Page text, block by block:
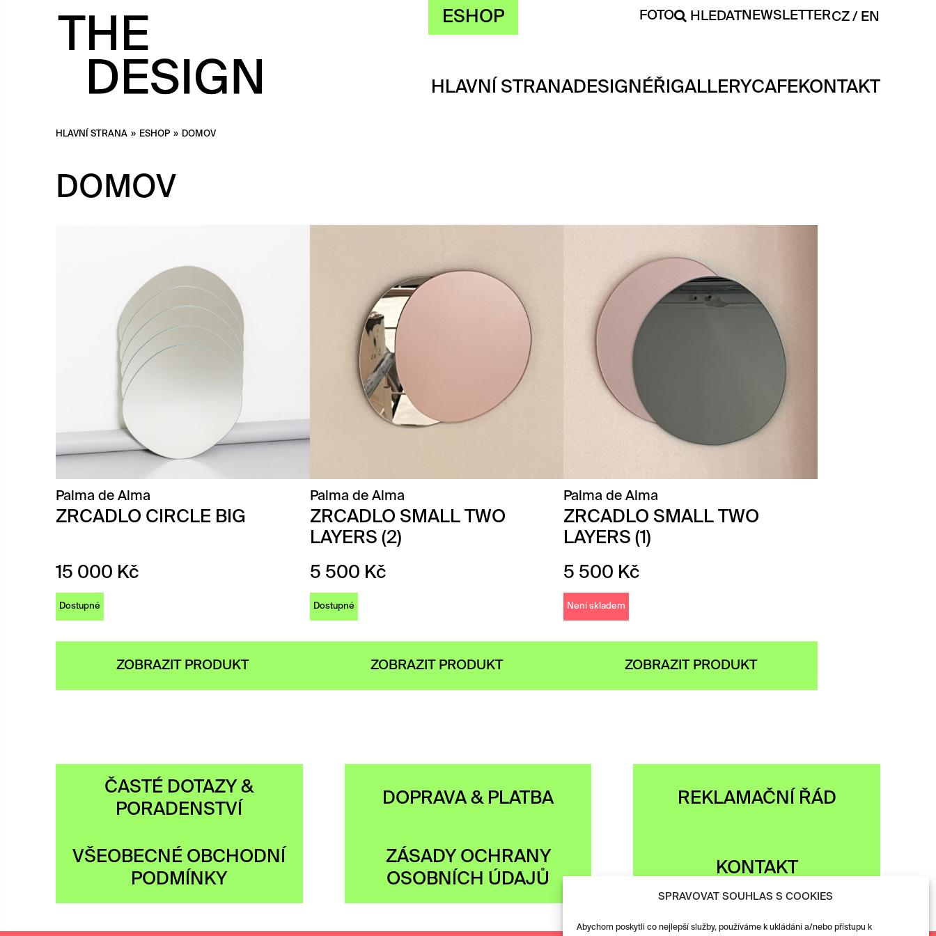
SPRAVOVAT SOUHLAS S COOKIES
Abychom poskytli co nejlepší služby, používáme k ukládání a/nebo přístupu k
ESHOP FOTO HLEDATNEWSLETTERCZ EN
HLAVNÍ STRANADESIGNÉŘIGALLERYCAFEKONTAKT
HLAVNÍ STRANA » ESHOP » DOMOV
DOMOV
Mirror ×
Palma de Alma
ZRCADLO CIRCLE BIG
15 000 Kč
Dostupné
ZOBRAZIT PRODUKT
Palma de Alma
ZRCADLO SMALL TWO
LAYERS (2)
5 500 Kč
Dostupné
ZOBRAZIT PRODUKT
Palma de Alma
ZRCADLO SMALL TWO
LAYERS (1)
5 500 Kč
Není skladem
ZOBRAZIT PRODUKT
ČASTÉ DOTAZY &
PORADENSTVÍ
DOPRAVA & PLATBA REKLAMAČNÍ ŘÁD
VŠEOBECNÉ OBCHODNÍ
PODMÍNKY
ZÁSADY OCHRANY
OSOBNÍCH ÚDAJŮ
KONTAKT